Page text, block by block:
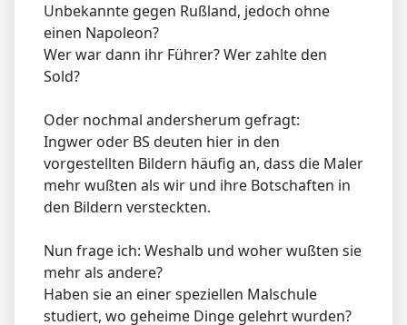
Unbekannte gegen Rußland, jedoch ohne
einen Napoleon?
Wer war dann ihr Führer? Wer zahlte den
Sold?
Oder nochmal andersherum gefragt:
Ingwer oder BS deuten hier in den
vorgestellten Bildern häufig an, dass die Maler
mehr wußten als wir und ihre Botschaften in
den Bildern versteckten.
Nun frage ich: Weshalb und woher wußten sie
mehr als andere?
Haben sie an einer speziellen Malschule
studiert, wo geheime Dinge gelehrt wurden?